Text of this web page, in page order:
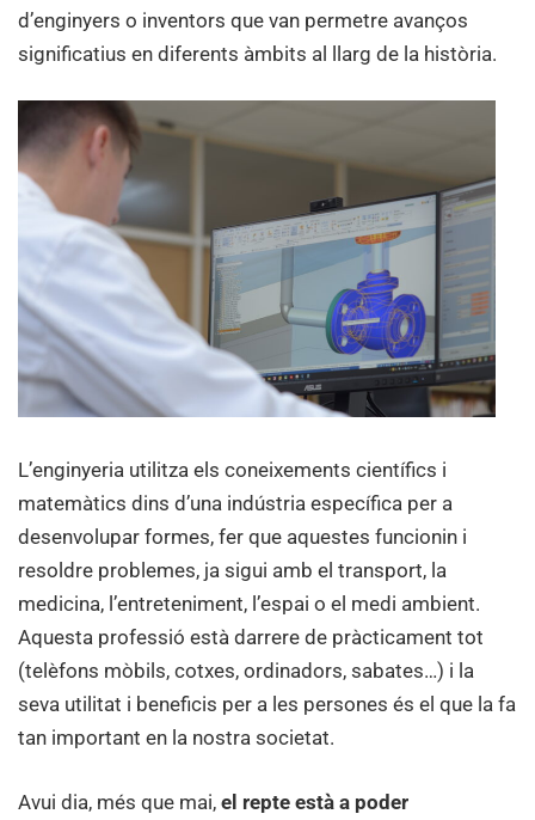
d’enginyers o inventors que van permetre avanços
significatius en diferents àmbits al llarg de la història.
L’enginyeria utilitza els coneixements científics i
matemàtics dins d’una indústria específica per a
desenvolupar formes, fer que aquestes funcionin i
resoldre problemes, ja sigui amb el transport, la
medicina, l’entreteniment, l’espai o el medi ambient.
Aquesta professió està darrere de pràcticament tot
(telèfons mòbils, cotxes, ordinadors, sabates…) i la
seva utilitat i beneficis per a les persones és el que la fa
tan important en la nostra societat.
Avui dia, més que mai, el repte està a poder